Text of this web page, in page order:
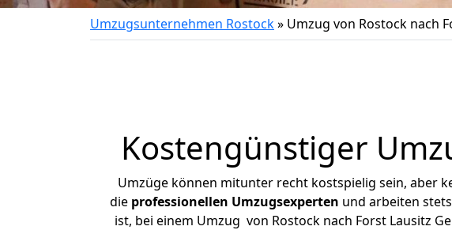
Umzugsunternehmen Rostock» Umzug von Rostock nach
Kostengünstiger
Umzüge können mitunter recht kostspielig sein, aber
die professionellen Umzugsexperten und arbeiten
ist, bei einem Umzug von Rostock nach Forst Lausitz